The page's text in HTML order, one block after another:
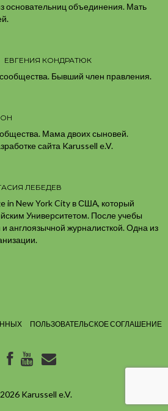
основательниц объединения. Мать
ЕВГЕНИЯ КОНДРАТЮК
Бывший член правления.
Мама двоих сыновей.
сайта Karussell e.V.
ЛЕБЕДЕВ
in New York City в США, который
Университетом. После учебы
англоязычной журналисткой. Одна из
ПОЛЬЗОВАТЕЛЬСКОЕ СОГЛАШЕНИЕ
Karussell e.V.